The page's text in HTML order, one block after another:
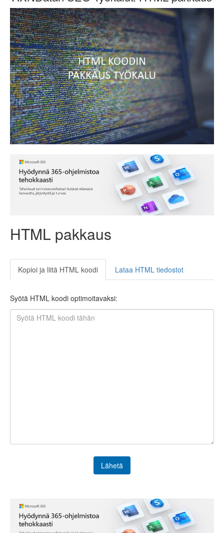
HTML pakkaus
Kopioi ja liitä HTML koodi Lataa HTML tiedostot
Syötä HTML koodi optimoitavaksi: